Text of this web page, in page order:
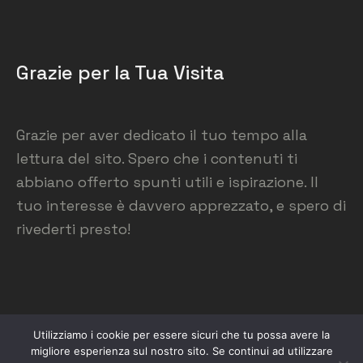
Grazie per la Tua Visita
Grazie per aver dedicato il tuo tempo alla
lettura del sito. Spero che i contenuti ti
abbiano offerto spunti utili e ispirazione. Il
tuo interesse è davvero apprezzato, e spero di
rivederti presto!
Utilizziamo i cookie per essere sicuri che tu possa avere la
migliore esperienza sul nostro sito. Se continui ad utilizzare